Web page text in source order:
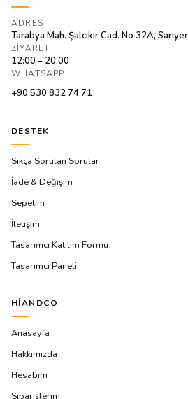
ADRES
Tarabya Mah. Şalcıkır Cad. No 32A,
ZIYARET
12:00 – 20:00
WHATSAPP
+90 530 832 74 71
DESTEK
Sıkça Sorulan Sorular
İade & Değişim
Sepetim
İletişim
Tasarımcı Katılım Formu
Tasarımcı Paneli
HIANDCO
Anasayfa
Hakkımızda
Hesabım
Siparişlerim